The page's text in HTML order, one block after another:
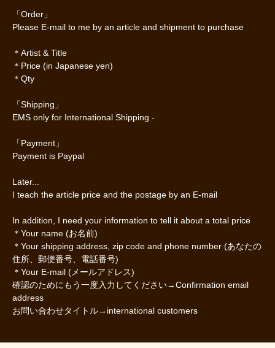
「Order」
Please E-mail to me by an article and shipment to purchase
＊Artist & Title
＊Price (in Japanese yen)
＊Qty
「Shipping」
EMS only for International Shipping -
「Payment」
Payment is Paypal
Later...
I teach the article price and the postage by an E-mail
In addition, I need your information to tell it about a total price
＊Your name (お名前)
＊Your shipping address, zip code and phone number (あなたの
住所、郵便番号、電話番号)
＊Your E-mail (メールアドレス)
確認のためにもう一度入力してください→Confirmation email
address
お問い合わせタイトル→international customers